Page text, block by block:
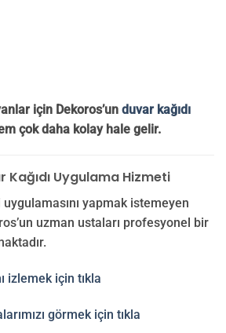
için Dekoros’un duvar kağıdı
çok daha kolay hale gelir.
Uygulama Hizmeti
yapmak istemeyen
uzman ustaları profesyonel bir
izlemek için tıkla
görmek için tıkla